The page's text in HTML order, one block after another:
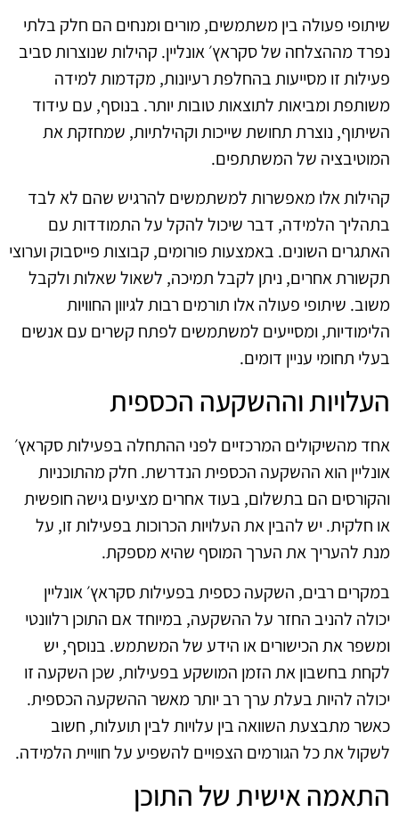
שיתופי פעולה בין משתמשים, מורים ומנחים הם חלק בלתי
נפרד מההצלחה של סקראץ׳ אונליין. קהילות שנוצרות סביב
פעילות זו מסייעות בהחלפת רעיונות, מקדמות למידה
משותפת ומביאות לתוצאות טובות יותר. בנוסף, עם עידוד
השיתוף, נוצרת תחושת שייכות וקהילתיות, שמחזקת את
המוטיבציה של המשתתפים.
קהילות אלו מאפשרות למשתמשים להרגיש שהם לא לבד
בתהליך הלמידה, דבר שיכול להקל על התמודדות עם
האתגרים השונים. באמצעות פורומים, קבוצות פייסבוק וערוצי
תקשורת אחרים, ניתן לקבל תמיכה, לשאול שאלות ולקבל
משוב. שיתופי פעולה אלו תורמים רבות לגיוון החוויות
הלימודיות, ומסייעים למשתמשים לפתח קשרים עם אנשים
בעלי תחומי עניין דומים.
העלויות וההשקעה הכספית
אחד מהשיקולים המרכזיים לפני ההתחלה בפעילות סקראץ׳
אונליין הוא ההשקעה הכספית הנדרשת. חלק מהתוכניות
והקורסים הם בתשלום, בעוד אחרים מציעים גישה חופשית
או חלקית. יש להבין את העלויות הכרוכות בפעילות זו, על
מנת להעריך את הערך המוסף שהיא מספקת.
במקרים רבים, השקעה כספית בפעילות סקראץ׳ אונליין
יכולה להניב החזר על ההשקעה, במיוחד אם התוכן רלוונטי
ומשפר את הכישורים או הידע של המשתמש. בנוסף, יש
לקחת בחשבון את הזמן המושקע בפעילות, שכן השקעה זו
יכולה להיות בעלת ערך רב יותר מאשר ההשקעה הכספית.
כאשר מתבצעת השוואה בין עלויות לבין תועלות, חשוב
לשקול את כל הגורמים הצפויים להשפיע על חוויית הלמידה.
התאמה אישית של התוכן